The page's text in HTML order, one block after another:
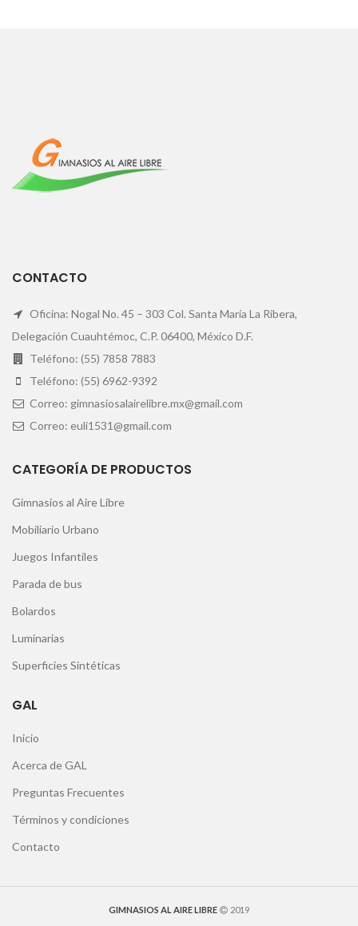
CONTACTO
Oficina: Nogal No. 45 – 303 Col. Santa María La Ribera,
Delegación Cuauhtémoc, C.P. 06400, México D.F.
Teléfono: (55) 7858 7883
Teléfono: (55) 6962-9392
Correo: gimnasiosalairelibre.mx@gmail.com
Correo: euli1531@gmail.com
CATEGORÍA DE PRODUCTOS
Gimnasios al Aire Libre
Mobiliario Urbano
Juegos Infantiles
Parada de bus
Bolardos
Luminarias
Superficies Sintéticas
GAL
Inicio
Acerca de GAL
Preguntas Frecuentes
Términos y condiciones
Contacto
GIMNASIOS AL AIRE LIBRE 2019